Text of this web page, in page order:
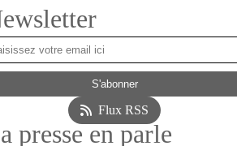
Flux RSS
presse en parle